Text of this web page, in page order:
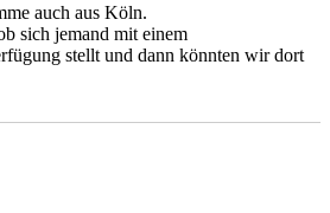
auch aus Köln.
sich jemand mit einem
stellt und dann könnten wir dort